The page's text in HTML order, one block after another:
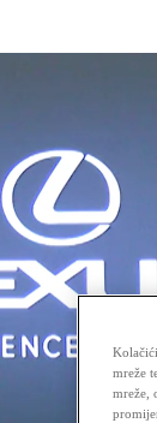
mreže
mreže,